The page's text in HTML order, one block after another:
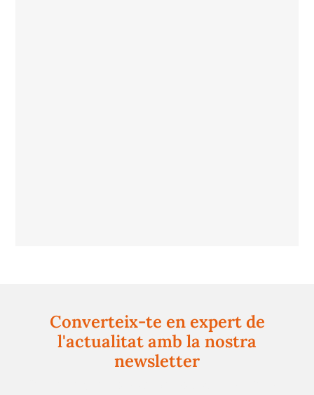
Converteix-te en expert de
l'actualitat amb la nostra
newsletter